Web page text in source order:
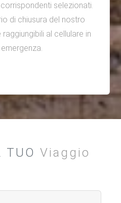
selezionati.
di chiusura del nostro
al cellulare in
TUO Viaggio